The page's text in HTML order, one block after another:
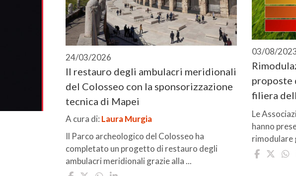
24/03/2026
Il restauro degli ambulacri meridionali
del Colosseo con la sponsorizzazione
tecnica di Mapei
A cura di: Laura Murgia
Il Parco archeologico del Colosseo ha
completato un progetto di restauro degli
ambulacri meridionali grazie alla ...
03/08/
proposte
filiera
Le
hanno
rimodulare